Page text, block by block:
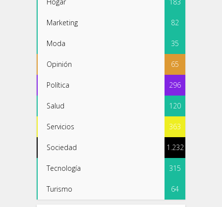
Marketing 82
Moda 35
Opinión 65
Política 296
Salud 120
Servicios 363
Sociedad 1.232
Tecnología 315
Turismo 64